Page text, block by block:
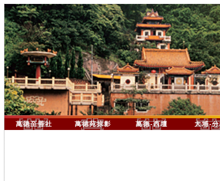
萬德至善社 萬德苑掠影 萬德-西壇 大埔-